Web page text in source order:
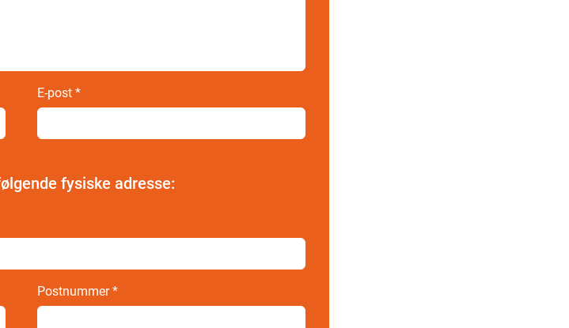
E-post*
fysiske adresse:
Postnummer*